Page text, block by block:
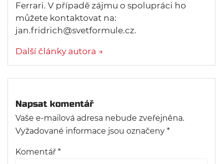
Ferrari. V případě zájmu o spolupráci ho
můžete kontaktovat na:
jan.fridrich@svetformule.cz.
Další články autora →
Napsat komentář
Vaše e-mailová adresa nebude zveřejněna.
Vyžadované informace jsou označeny *
Komentář *